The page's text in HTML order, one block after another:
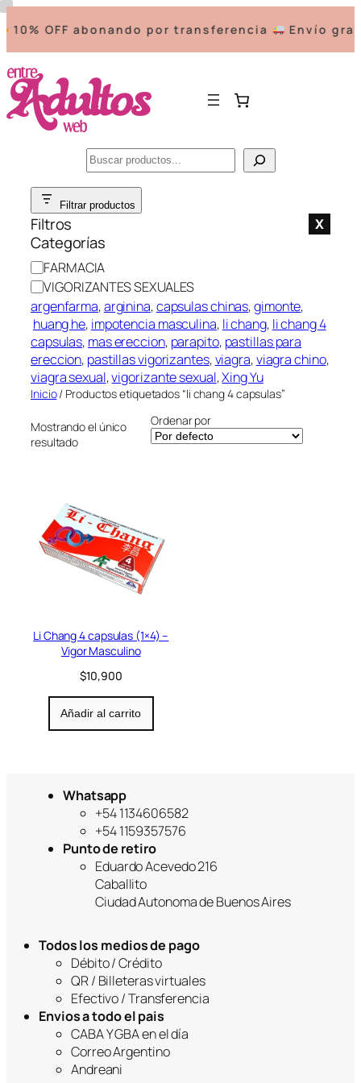
10% OFF abonando por transferencia Envío
Buscar
Saltar
contenido
Filtrar productos
Filtros X
Categorías
C
a
t
e
g
o
r
í
FARMACIA
VIGORIZANTES SEXUALES
argenfarma, arginina, capsulas chinas, gimonte,
huang he, impotencia masculina, li chang, li chang 4
capsulas, mas ereccion, parapito, pastillas para
ereccion, pastillas vigorizantes, viagra, viagra chino
viagra sexual, vigorizante sexual, Xing Yu
Inicio/ Productos etiquetados “li chang 4 capsulas”
Mostrando el único
resultado
Ordenar por
Li Chang 4 capsulas (1×4) –
Vigor Masculino
$10,900
Añadir al carrito
Whatsapp
+54 1134606582
+54 1159357576
Punto de retiro
Eduardo Acevedo 216
Caballito
Ciudad Autonoma de Buenos Aires
Todos los medios de pago
Débito / Crédito
QR / Billeteras virtuales
Efectivo / Transferencia
Envios a todo el pais
CABA Y GBA en el día
Correo Argentino
Andreani